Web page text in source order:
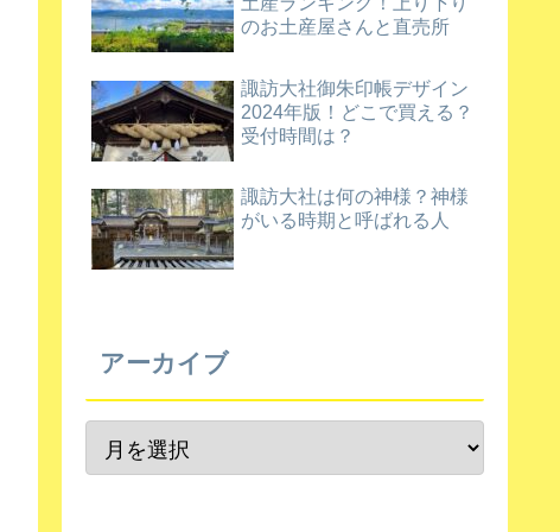
のお土産屋さんと直売所
諏訪大社御朱印帳デザイン
2024年版！どこで買える？
受付時間は？
諏訪大社は何の神様？神様
がいる時期と呼ばれる人
アーカイブ